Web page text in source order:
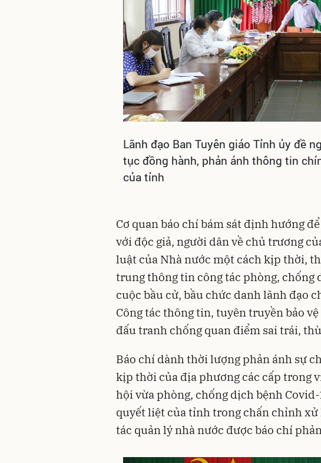
Lãnh đạo Ban Tuyên giáo Tỉnh ủy đề
tục đồng hành, phản ánh thông tin
của tỉnh
Cơ quan báo chí bám sát định hướng
với độc giả, người dân về chủ trương
luật của Nhà nước một cách kịp thời,
trung thông tin công tác phòng, chống
cuộc bầu cử, bầu chức danh lãnh đạo
Công tác thông tin, tuyên truyền bảo
đấu tranh chống quan điểm sai trái,
Báo chí dành thời lượng phản ánh sự
kịp thời của địa phương các cấp trong
hội vừa phòng, chống dịch bệnh
quyết liệt của tỉnh trong chấn chỉnh xử
tác quản lý nhà nước được báo chí